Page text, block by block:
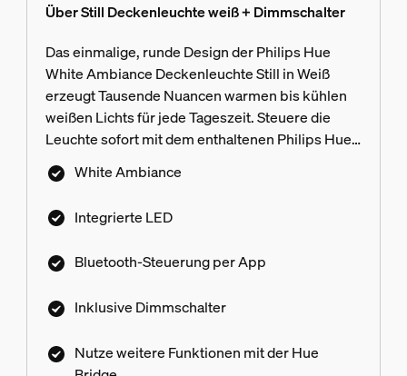
Über Still Deckenleuchte weiß + Dimmschalter
Das einmalige, runde Design der Philips Hue
White Ambiance Deckenleuchte Still in Weiß
erzeugt Tausende Nuancen warmen bis kühlen
weißen Lichts für jede Tageszeit. Steuere die
Leuchte sofort mit dem enthaltenen Philips Hue
Dimmschalter oder über die Bluetooth App.
Weitere smarte Lichtfunktionen erhältst Du mit
White Ambiance
Integrierte LED
Bluetooth-Steuerung per App
Inklusive Dimmschalter
Nutze weitere Funktionen mit der Hue